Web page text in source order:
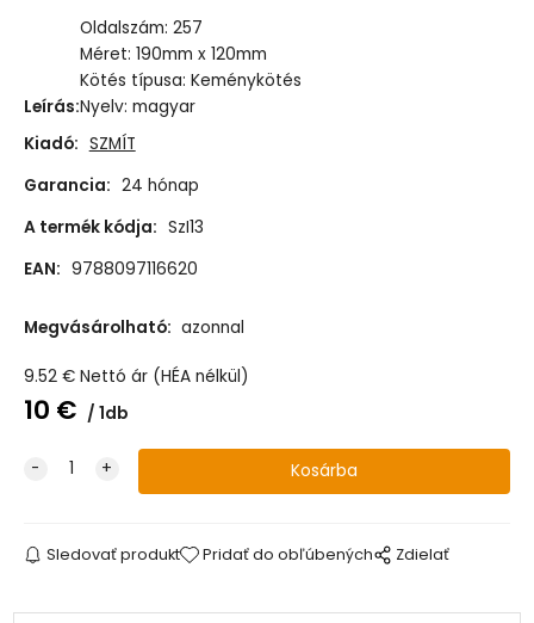
Leírás:
Oldalszám: 257
Méret: 190mm x 120mm
Kötés típusa: Keménykötés
Nyelv: magyar
Kiadó: SZMÍT
Garancia: 24 hónap
A termék kódja: SzI13
EAN: 9788097116620
Megvásárolható: azonnal
9.52€ Nettó ár (HÉA nélkül)
10 € 1db
Sledovať produkt Pridať do obľúbených Zdielať